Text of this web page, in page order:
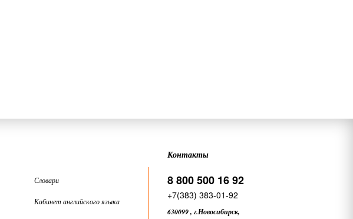
Словари
Кабинет английского языка
Контакты
8 800 500 16 92
+7(383) 383-01-92
630099, г.Новосибирск,